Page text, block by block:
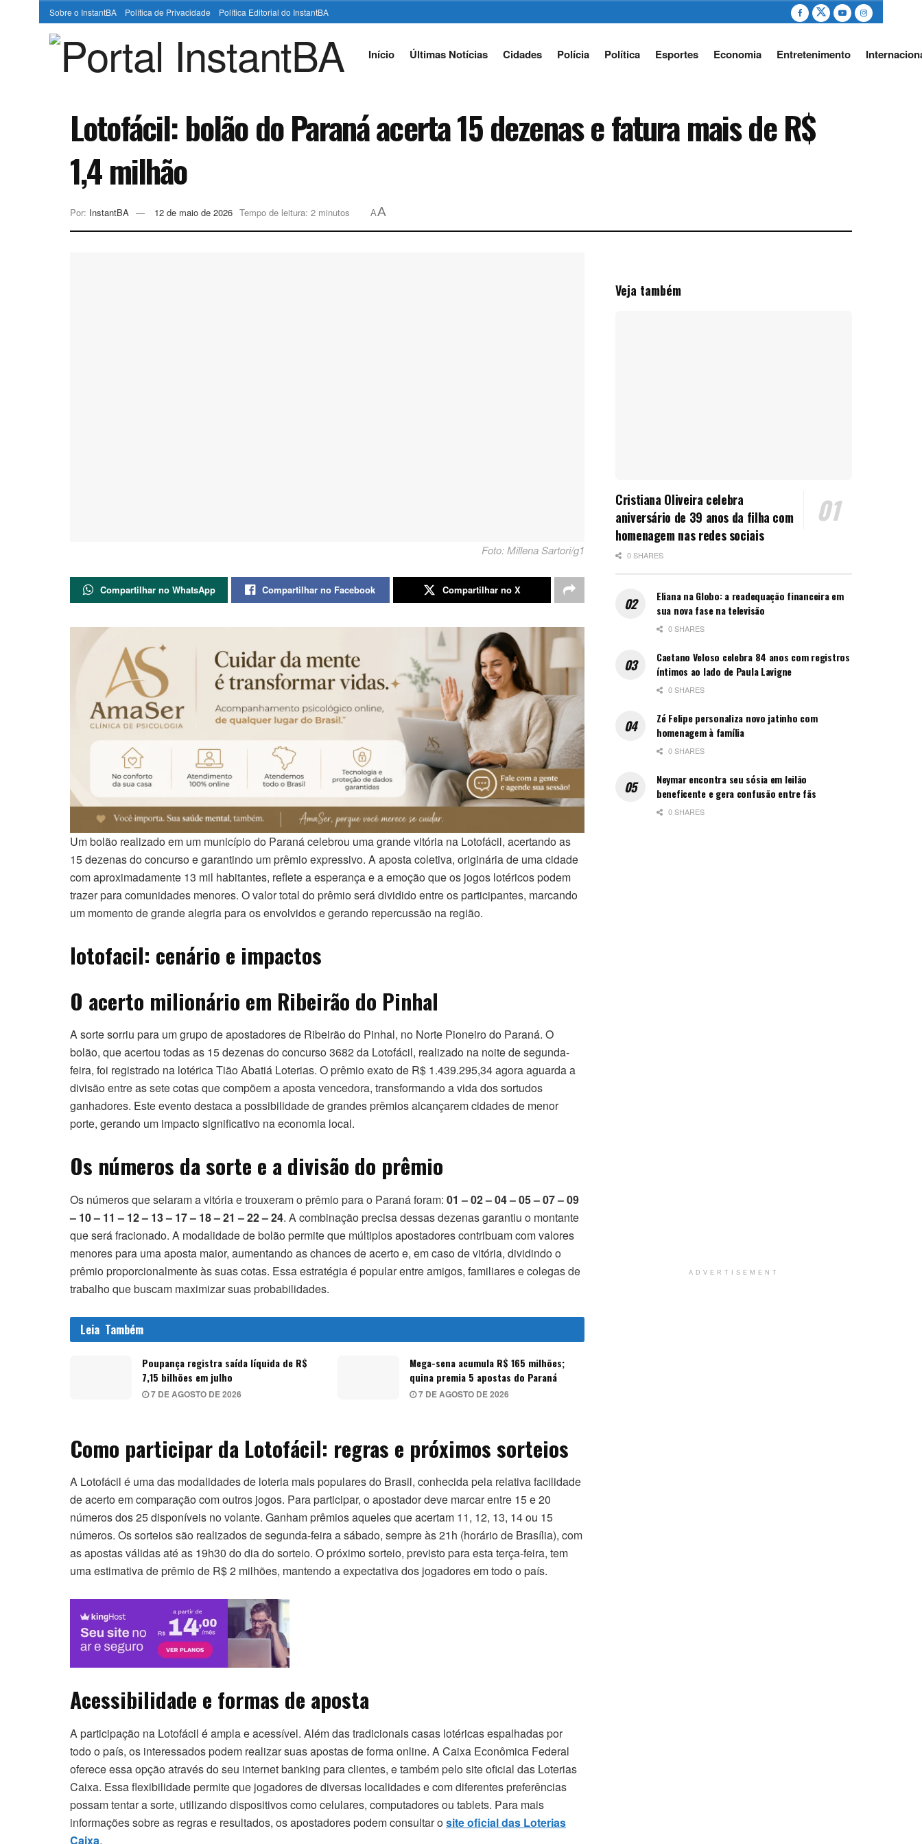
Sobre o InstantBA Política de Privacidade Política Editorial do InstantBA
Início Últimas Notícias Cidades Polícia Política Esportes Economia Entretenimento
Lotofácil: bolão do Paraná acerta 15 dezenas e fatura mais de R$
1,4 milhão
Por: InstantBA 12 de maio de 2026 Tempo de leitura: 2 minutos AA
Foto: Millena Sartori/g1
Compartilhar no WhatsApp Compartilhar no Facebook Compartilhar no X
Um bolão realizado em um município do Paraná celebrou uma grande vitória na Lotofácil, acertando as
15 dezenas do concurso e garantindo um prêmio expressivo. A aposta coletiva, originária de uma cidade
com aproximadamente 13 mil habitantes, reflete a esperança e a emoção que os jogos lotéricos podem
trazer para comunidades menores. O valor total do prêmio será dividido entre os participantes, marcando
um momento de grande alegria para os envolvidos e gerando repercussão na região.
lotofacil: cenário e impactos
O acerto milionário em Ribeirão do Pinhal
A sorte sorriu para um grupo de apostadores de Ribeirão do Pinhal, no Norte Pioneiro do Paraná. O
bolão, que acertou todas as 15 dezenas do concurso 3682 da Lotofácil, realizado na noite de segunda-
feira, foi registrado na lotérica Tião Abatiá Loterias. O prêmio exato de R$ 1.439.295,34 agora aguarda a
divisão entre as sete cotas que compõem a aposta vencedora, transformando a vida dos sortudos
ganhadores. Este evento destaca a possibilidade de grandes prêmios alcançarem cidades de menor
porte, gerando um impacto significativo na economia local.
Os números da sorte e a divisão do prêmio
Os números que selaram a vitória e trouxeram o prêmio para o Paraná foram: 01 – 02 – 04 – 05 – 07 – 09
– 10 – 11 – 12 – 13 – 17 – 18 – 21 – 22 – 24. A combinação precisa dessas dezenas garantiu o montante
que será fracionado. A modalidade de bolão permite que múltiplos apostadores contribuam com valores
menores para uma aposta maior, aumentando as chances de acerto e, em caso de vitória, dividindo o
prêmio proporcionalmente às suas cotas. Essa estratégia é popular entre amigos, familiares e colegas de
trabalho que buscam maximizar suas probabilidades.
Leia Também
Poupança registra saída líquida de R$
7,15 bilhões em julho
7 DE AGOSTO DE 2026
Mega-sena acumula R$ 165 milhões;
quina premia 5 apostas do Paraná
7 DE AGOSTO DE 2026
Como participar da Lotofácil: regras e próximos sorteios
A Lotofácil é uma das modalidades de loteria mais populares do Brasil, conhecida pela relativa facilidade
de acerto em comparação com outros jogos. Para participar, o apostador deve marcar entre 15 e 20
números dos 25 disponíveis no volante. Ganham prêmios aqueles que acertam 11, 12, 13, 14 ou 15
números. Os sorteios são realizados de segunda-feira a sábado, sempre às 21h (horário de Brasília), com
as apostas válidas até as 19h30 do dia do sorteio. O próximo sorteio, previsto para esta terça-feira, tem
uma estimativa de prêmio de R$ 2 milhões, mantendo a expectativa dos jogadores em todo o país.
Acessibilidade e formas de aposta
A participação na Lotofácil é ampla e acessível. Além das tradicionais casas lotéricas espalhadas por
todo o país, os interessados podem realizar suas apostas de forma online. A Caixa Econômica Federal
oferece essa opção através do seu internet banking para clientes, e também pelo site oficial das Loterias
Caixa. Essa flexibilidade permite que jogadores de diversas localidades e com diferentes preferências
possam tentar a sorte, utilizando dispositivos como celulares, computadores ou tablets. Para mais
informações sobre as regras e resultados, os apostadores podem consultar osite oficial das Loterias
Caixa.
Veja também
Cristiana Oliveira celebra
aniversário de 39 anos da filha com
homenagem nas redes sociais
0 SHARES
Eliana na Globo: a readequação financeira em
sua nova fase na televisão
0 SHARES
Caetano Veloso celebra 84 anos com registros
íntimos ao lado de Paula Lavigne
0 SHARES
Zé Felipe personaliza novo jatinho com
homenagem à família
0 SHARES
Neymar encontra seu sósia em leilão
beneficente e gera confusão entre fãs
0 SHARES
ADVERTISEMENT